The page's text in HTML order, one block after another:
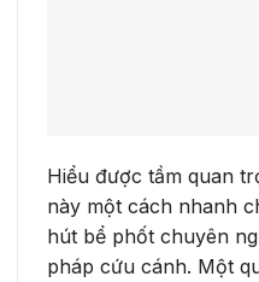
Hiểu được tầm quan
này một cách nhanh
hút bể phốt chuyên
pháp cứu cánh. Một